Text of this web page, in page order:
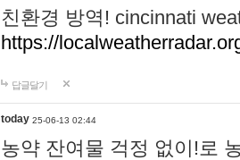
친환경 방역! cincinnati
https://
답글달기
today 25-06-13 02:44
농약 잔여물 걱정 없이!로